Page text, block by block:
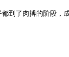
到了肉搏的阶段，